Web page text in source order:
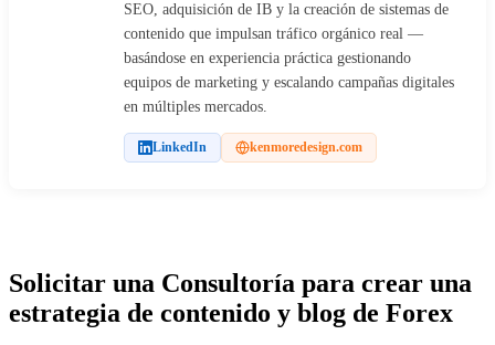
SEO, adquisición de IB y la creación de sistemas de
contenido que impulsan tráfico orgánico real —
basándose en experiencia práctica gestionando
equipos de marketing y escalando campañas digitales
en múltiples mercados.
LinkedIn kenmoredesign.com
Solicitar una Consultoría para crear una
estrategia de contenido y blog de Forex